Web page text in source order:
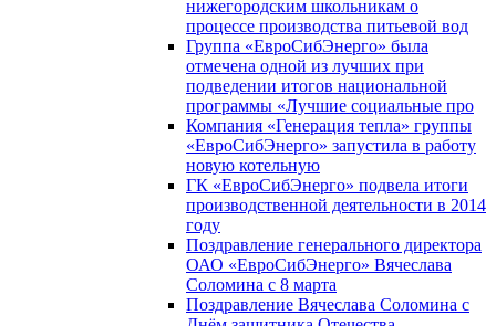
нижегородским школьникам о
процессе производства питьевой вод
Группа «ЕвроСибЭнерго» была
отмечена одной из лучших при
подведении итогов национальной
программы «Лучшие социальные про
Компания «Генерация тепла» группы
«ЕвроСибЭнерго» запустила в работу
новую котельную
ГК «ЕвроСибЭнерго» подвела итоги
производственной деятельности в 2014
году
Поздравление генерального директора
ОАО «ЕвроСибЭнерго» Вячеслава
Соломина с 8 марта
Поздравление Вячеслава Соломина с